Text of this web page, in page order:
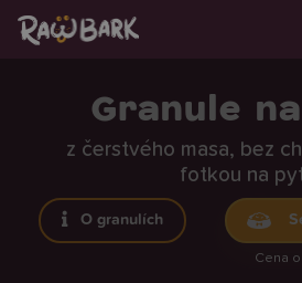
Granule
z čerstvého masa, bez
fotkou na
O granulích
Cena